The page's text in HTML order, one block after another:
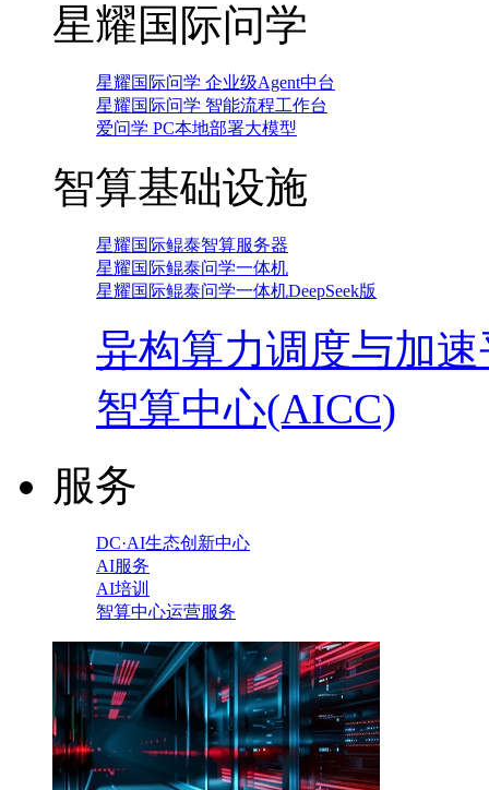
星耀国际问学
星耀国际问学 企业级Agent中台
星耀国际问学 智能流程工作台
爱问学 PC本地部署大模型
智算基础设施
星耀国际鲲泰智算服务器
星耀国际鲲泰问学一体机
星耀国际鲲泰问学一体机DeepSeek版
异构算力调度与加
智算中心(AICC)
服务
DC·AI生态创新中心
AI服务
AI培训
智算中心运营服务